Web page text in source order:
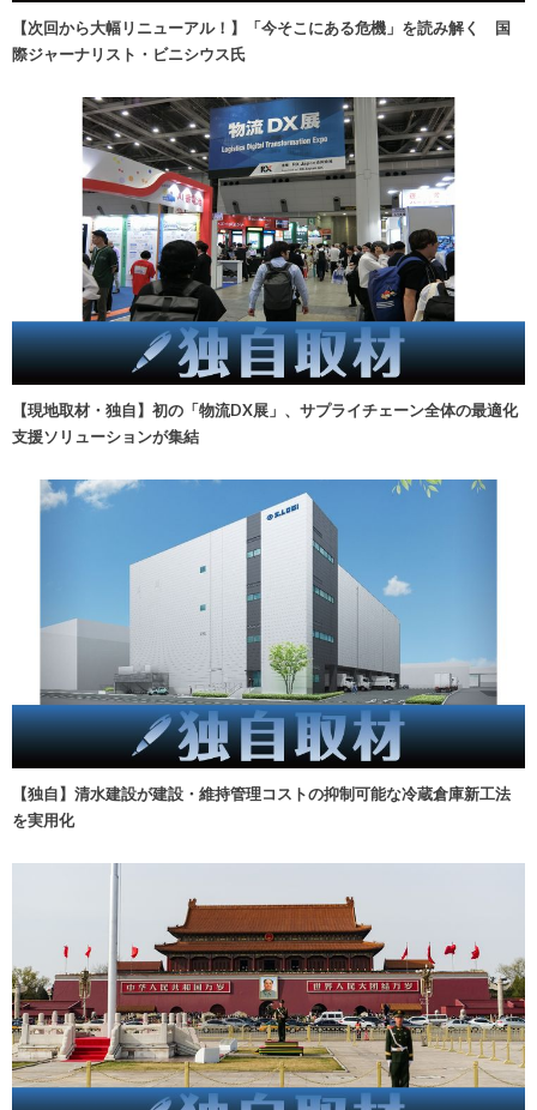
【次回から大幅リニューアル！】「今そこにある危機」を読み解く 国
際ジャーナリスト・ビニシウス氏
【現地取材・独自】初の「物流DX展」、サプライチェーン全体の最適化
支援ソリューションが集結
【独自】清水建設が建設・維持管理コストの抑制可能な冷蔵倉庫新工法
を実用化